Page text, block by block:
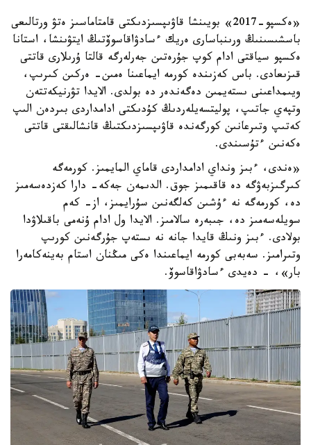
«ەكسپو-2017» بويىنشا قاۋىپسىزدىكتى قامتاماسىز ەتۋ ورتالىعى
باسشىسىنىڭ ورىنباسارى ەريك ءسادۋاقاسوۆتىڭ ايتۋىنشا، استانا
ەكسپو سياقتى ادام كوپ جۇرەتىن جەرلەرگە قالتا ۇرىلارى قاتتى
قىزىعادى. باس كەزىندە كورمە ايماعىنا ەمىن- ەركىن كىرىپ،
ويىمداعىنى ىستەيمىن دەگەندەر دە بولدى. الايدا تۋرنيكەتتەن
وتپەي جاتىپ، پوليتسەيلەردىڭ كۇدىكتى ادامداردى بىردەن الىپ
كەتىپ وتىرعانىن كورگەندە قاۋىپسىزدىكتىڭ قانشالىقتى قاتتى
ەكەنىن ءتۇسىندى.
«ەندى، ءبىز ونداي ادامداردى قاماي المايمىز. كورمەگە
كىرگىزبەۋگە دە قاقىمىز جوق. الدىمەن جەكە- دارا كەزدەسەمىز
دە، كورمەگە نە ءۇشىن كەلگەنىن سۇرايمىز، از- كەم
سويلەسەمىز دە، جىبەرە سالامىز. الايدا ول ادام ۇنەمى باقىلاۋدا
بولادى. ءبىز ونىڭ قايدا جانە نە ىستەپ جۇرگەنىن كورىپ
وتىرامىز. سەبەبى كورمە ايماعىندا ەكى مىڭنان استام بەينەكامەرا
بار»، - دەيدى ءسادۋاقاسوۆ.